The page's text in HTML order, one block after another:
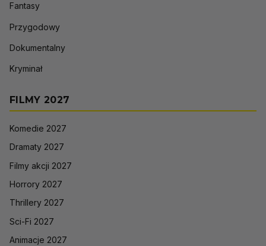
Fantasy
Przygodowy
Dokumentalny
Kryminał
FILMY 2027
Komedie 2027
Dramaty 2027
Filmy akcji 2027
Horrory 2027
Thrillery 2027
Sci-Fi 2027
Animacje 2027